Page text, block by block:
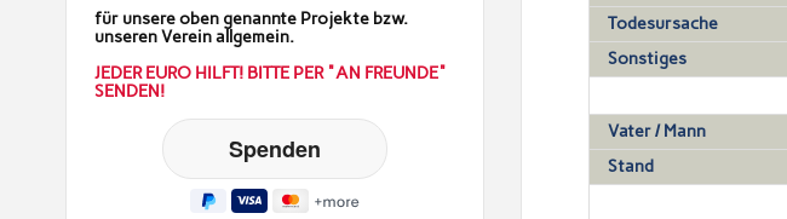
Todesursache
Sonstiges
Vater / Mann
Stand
für unsere oben genannte Projekte bzw.
unseren Verein allgemein.
JEDER EURO HILFT! BITTE PER "AN FREUNDE"
SENDEN!